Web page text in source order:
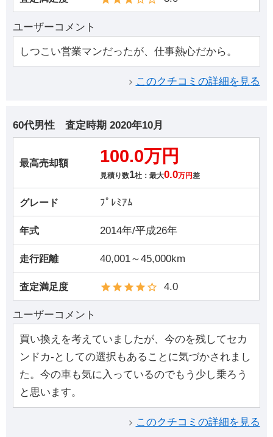
ユーザーコメント
しつこい営業マンだったが、仕事熱心だから。
このクチコミの詳細を見る
60代男性 査定時期 2020年10月
最高売却額 100.0万円
見積り数1社：最大0.0万円差
グレード ﾌﾟﾚﾐｱﾑ
年式 2014年/平成26年
走行距離 40,001～45,000km
査定満足度 4.0
ユーザーコメント
買い換えを考えていましたが、今のを残してセカ
ンドカ-としての選択もあることに気づかされまし
た。今の車も気に入っているのでもう少し乗ろう
と思います。
このクチコミの詳細を見る